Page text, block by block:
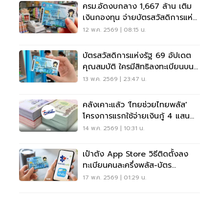
ครม.อัดงบกลาง 1,667 ล้าน เติม
เงินกองทุน จ่ายบัตรสวัสดิการแห่ง
รัฐต่อเนื่อง
12 พ.ค. 2569 | 08:15 น.
บัตรสวัสดิการแห่งรัฐ 69 อัปเดต
คุณสมบัติ ใครมีสิทธิลงทะเบียนบน
เป๋าตัง
13 พ.ค. 2569 | 23:47 น.
คลังเคาะแล้ว 'ไทยช่วยไทยพลัส'
โครงการแรกใช้จ่ายเงินกู้ 4 แสน
ล้าน
14 พ.ค. 2569 | 10:31 น.
เป๋าตัง App Store วิธีติดตั้งลง
ทะเบียนคนละครึ่งพลัส-บัตร
สวัสดิการแห่งรัฐ 69
17 พ.ค. 2569 | 01:29 น.